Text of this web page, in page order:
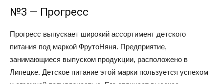
№3 — Прогресс
Прогресс выпускает широкий ассортимент детского
питания под маркой ФрутоНяня. Предприятие,
занимающиеся выпуском продукции, расположено в
Липецке. Детское питание этой марки пользуется успехом